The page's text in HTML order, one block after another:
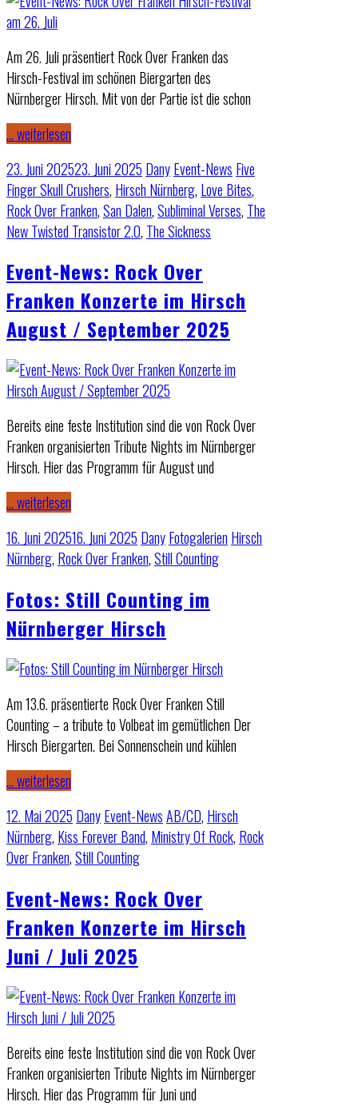
Am 26. Juli präsentiert Rock Over Franken das
Hirsch-Festival im schönen Biergarten des
Nürnberger Hirsch. Mit von der Partie ist die schon
… weiterlesen
23. Juni 202523. Juni 2025 DanyEvent-News Five
Finger Skull Crushers, Hirsch Nürnberg, Love Bites,
Rock Over Franken,San Dalen,Subliminal Verses, The
New Twisted Transistor 2.0, The Sickness
Event-News: Rock Over
Franken Konzerte im Hirsch
August / September 2025
Bereits eine feste Institution sind die von Rock Over
Franken organisierten Tribute Nights im Nürnberger
Hirsch. Hier das Programm für August und
… weiterlesen
16. Juni 202516. Juni 2025 DanyFotogalerien Hirsch
Nürnberg, Rock Over Franken,Still Counting
Fotos: Still Counting im
Nürnberger Hirsch
Am 13.6. präsentierte Rock Over Franken Still
Counting – a tribute to Volbeat im gemütlichen Der
Hirsch Biergarten. Bei Sonnenschein und kühlen
… weiterlesen
12. Mai 2025 DanyEvent-NewsAB/CD, Hirsch
Nürnberg, Kiss Forever Band, Ministry Of Rock, Rock
Over Franken,Still Counting
Event-News: Rock Over
Franken Konzerte im Hirsch
Juni / Juli 2025
Bereits eine feste Institution sind die von Rock Over
Franken organisierten Tribute Nights im Nürnberger
Hirsch. Hier das Programm für Juni und